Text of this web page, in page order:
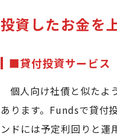
投資したお金を
■貸付投資サービス
個人向け社債と似たよ
あります。Fundsで貸付
ンドには予定利回りと運